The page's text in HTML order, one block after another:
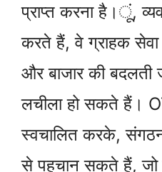
प्राप्त करना है।ूं,
करते हैं, वे ग्राहक
और बाजार की
लचीला हो सकते हैं।
स्वचालित करके,
से पहचान सकते हैं, जो